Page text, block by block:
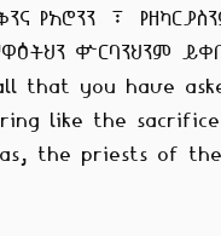
የአሮንን ፣
ቍርባንህንም
that you have
like the
the priests of